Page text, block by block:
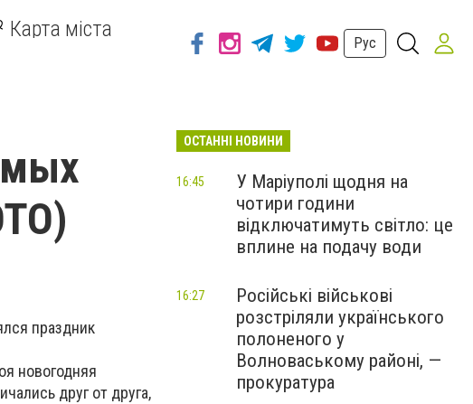
Карта міста
Рус
праздник
новогодняя
друг от друга,
ОСТАННІ НОВИНИ
У Маріуполі щодня на
чотири години
відключатимуть світло: це
вплине на подачу води
16:45
Російські військові
розстріляли українського
полоненого у
Волноваському районі, —
прокуратура
16:27